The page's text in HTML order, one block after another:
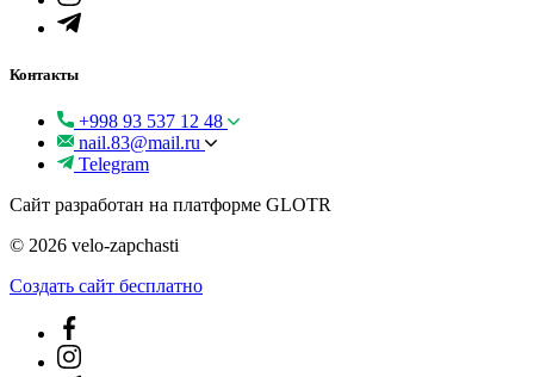
Контакты
+998 93 537 12 48
nail.83@mail.ru
Telegram
Сайт разработан на платформе GLOTR
© 2026 velo-zapchasti
Создать cайт бесплатно